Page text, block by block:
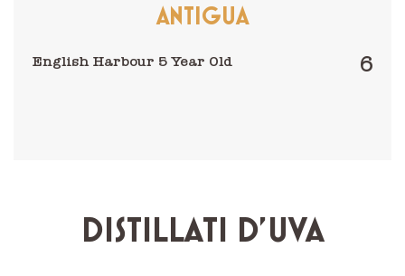
ANTIGUA
English Harbour 5 Year Old 6
DISTILLATI D'UVA